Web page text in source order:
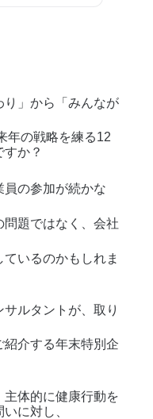
り」から「みんなが
年の戦略を練る12
か？
の参加が続かな
題ではなく、会社
いるのかもしれま
ルタントが、取り
介する年末特別企
主体的に健康行動を
に対し、